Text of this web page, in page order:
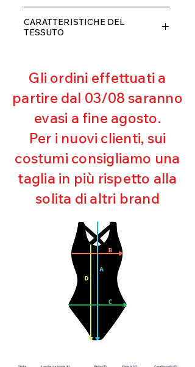
rimborseremo il cliente, escluse le
spese di spedizione, non appena
riceveremo la merce resa ed
20% ELASTANE
CARATTERISTICHE DEL
TESSUTO
Resistente al pilling
Eccellente protezione dai raggi
UV
Ottima copertura
Ultra cloro resistente
Mantenimento della forma
Perfetta vestibilità
Asciugatura rapida
Bielastico
Gli ordini effettuati a
partire dal 03/08 saranno
evasi a fine agosto.
Per i nuovi clienti, sui
costumi consigliamo una
taglia in più rispetto alla
solita di altri brand